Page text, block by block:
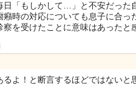
日「もしかして…」と不安だった
癪時の対応についても息子に合っ
察を受けたことに意味はあったと
るよ！と断言するほどではないと